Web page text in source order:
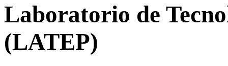
Laboratorio de
(LATEP)